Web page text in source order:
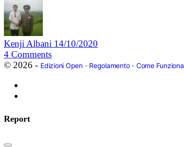
Kenji Albani 14/10/2020
4 Comments
© 2026 - Edizioni Open- Regolamento- Come Funziona
Report